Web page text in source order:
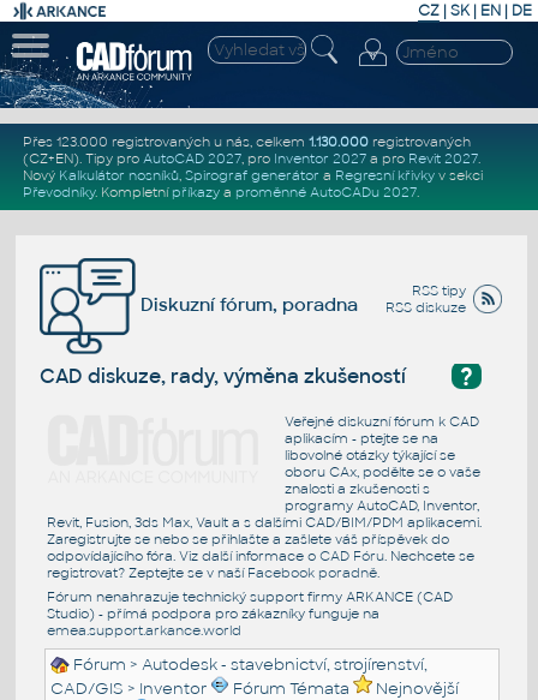
CZ | SK| EN | DE
Přes 123.000 registrovaných u nás, celkem 1.130.000registrovaných
(CZ+EN). Tipy pro AutoCAD 2027, pro Inventor 2027a pro Revit 2027.
Nový Kalkulátor nosníků, Spirograf generátor a Regresní křivkyv sekci
Převodníky. Kompletní příkazya proměnné AutoCADu 2027.
RSS tipy
RSS diskuze
Diskuzní fórum, poradna
?
CAD diskuze, rady, výměna zkušeností
Veřejné diskuzní fórum k CAD
aplikacím - ptejte se na
libovolné otázky týkající se
oboru CAx, podělte se o vaše
znalosti a zkušenosti s
programy AutoCAD, Inventor,
Revit, Fusion, 3ds Max, Vault a s dalšími CAD/BIM/PDM aplikacemi.
Zaregistrujte se nebo se přihlašte a zašlete váš příspěvek do
odpovídajícího fóra. Viz další informace o CAD Fóru. Nechcete se
registrovat? Zeptejte se v naší Facebook poradně.
Fórum nenahrazuje technický support firmy ARKANCE (CAD
Studio) - přímá podpora pro zákazníky funguje na
emea.support.arkance.world
Fórum >Autodesk - stavebnictví, strojírenství,
CAD/GIS > Inventor Fórum Témata
Nejnovější